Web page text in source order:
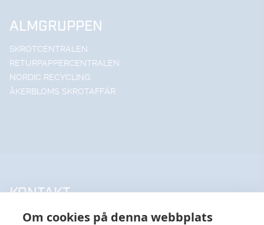
Om cookies på denna webbplats
ALMGRUPPEN
SKROTCENTRALEN
RETURPAPPERCENTRALEN
NORDIC RECYCLING
ÅKERBLOMS SKROTAFFÄR
KONTAKT
UPPSALA HANDELSSTÅL AB